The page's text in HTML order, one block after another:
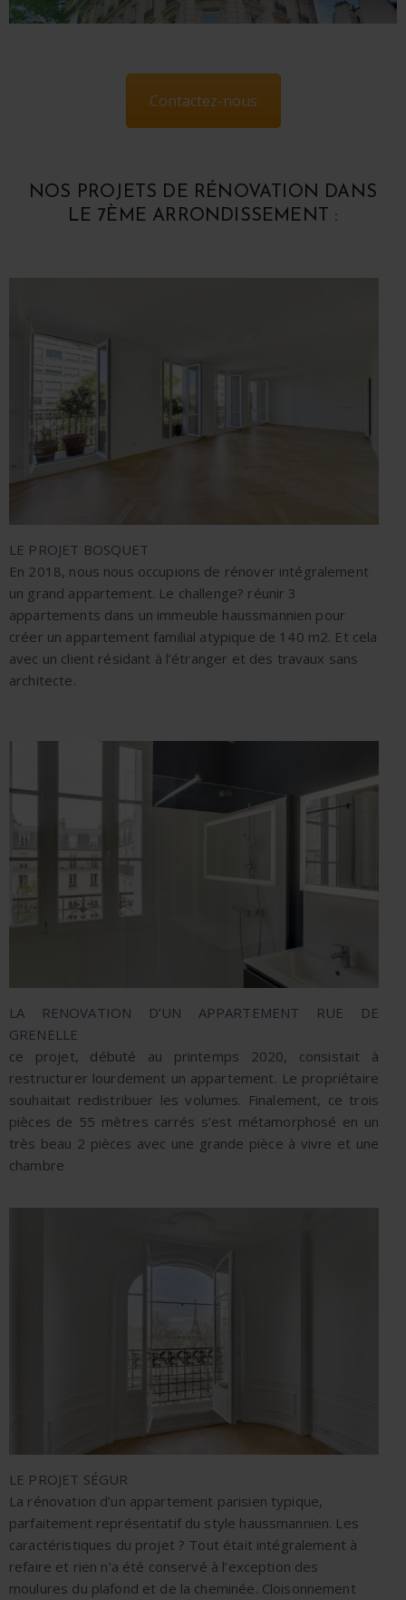
Contactez-nous
NOS PROJETS DE RÉNOVATION DANS
LE 7ÈME ARRONDISSEMENT :
LE PROJET BOSQUET
En 2018, nous nous occupions de rénover intégralement
un grand appartement. Le challenge? réunir 3
appartements dans un immeuble haussmannien pour
créer un appartement familial atypique de 140 m2. Et cela
avec un client résidant à l’étranger et des travaux sans
architecte.
LA RENOVATION D’UN APPARTEMENT RUE DE
GRENELLE
ce projet, débuté au printemps 2020, consistait à
restructurer lourdement un appartement. Le propriétaire
souhaitait redistribuer les volumes. Finalement, ce trois
pièces de 55 mètres carrés s’est métamorphosé en un
très beau 2 pièces avec une grande pièce à vivre et une
chambre
LE PROJET SÉGUR
La rénovation d’un appartement parisien typique,
parfaitement représentatif du style haussmannien. Les
caractéristiques du projet ? Tout était intégralement à
refaire et rien n’a été conservé à l’exception des
moulures du plafond et de la cheminée. Cloisonnement